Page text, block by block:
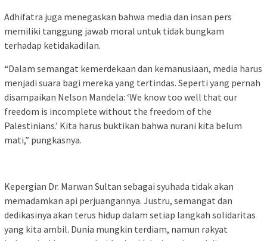
Adhifatra juga menegaskan bahwa media dan insan pers
memiliki tanggung jawab moral untuk tidak bungkam
terhadap ketidakadilan.
“Dalam semangat kemerdekaan dan kemanusiaan, media harus
menjadi suara bagi mereka yang tertindas. Seperti yang pernah
disampaikan Nelson Mandela: ‘We know too well that our
freedom is incomplete without the freedom of the
Palestinians.’ Kita harus buktikan bahwa nurani kita belum
mati,” pungkasnya.
Kepergian Dr. Marwan Sultan sebagai syuhada tidak akan
memadamkan api perjuangannya. Justru, semangat dan
dedikasinya akan terus hidup dalam setiap langkah solidaritas
yang kita ambil. Dunia mungkin terdiam, namun rakyat